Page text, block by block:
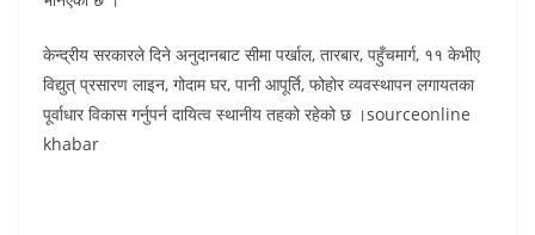
केन्द्रीय सरकारले दिने अनुदानबाट सीमा पर्खाल, तारबार, पहुँचमार्ग, ११ केभीए
विद्युत् प्रसारण लाइन, गोदाम घर, पानी आपूर्ति, फोहोर व्यवस्थापन लगायतका
पूर्वाधार विकास गर्नुपर्न दायित्व स्थानीय तहको रहेको छ ।sourceonline
khabar